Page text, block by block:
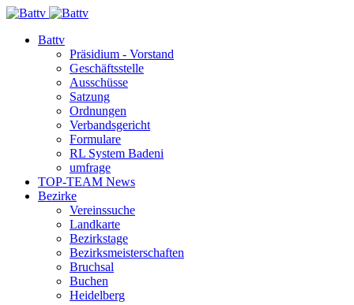
Battv
Präsidium - Vorstand
Geschäftsstelle
Ausschüsse
Satzung
Ordnungen
Verbandsgericht
Formulare
RL System Badeni
umfrage
TOP-TEAM News
Bezirke
Vereinssuche
Landkarte
Bezirkstage
Bezirksmeisterschaften
Bruchsal
Buchen
Heidelberg